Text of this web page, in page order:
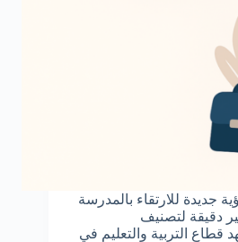
الريادة 2025: رؤية جديدة للارتقاء بالمدرسة
دقيقة لتصنيف
التربية والتعليم في